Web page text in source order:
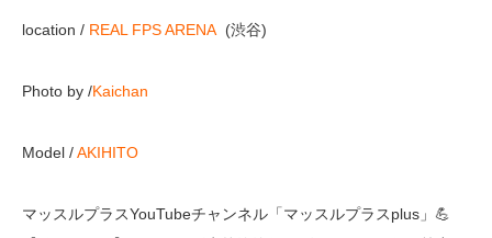
location / REAL FPS ARENA (渋谷)
Photo by /Kaichan
Model /AKIHITO
マッスルプラスYouTubeチャンネル「マッスルプラスplus」💪